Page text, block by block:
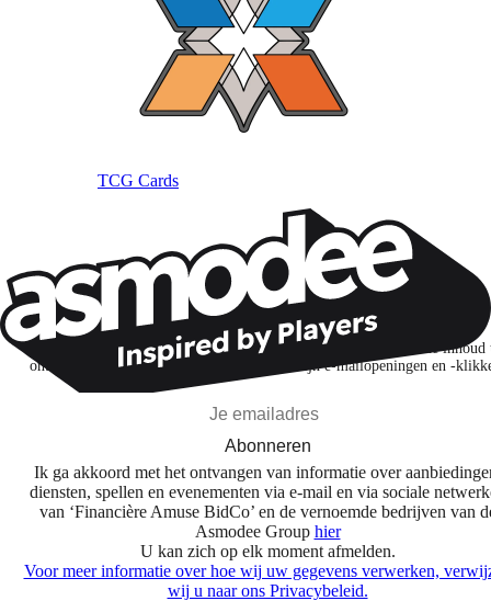
TCG Cards
Wil je nog meer spelnieuws ontvangen?
Ik abonneer me om spellen, nieuwe releases en gepersonaliseerde inhoud
ontdekken op basis van mijn interesses en mijn e-mailopeningen en -
Abonneren
Ik ga akkoord met het ontvangen van informatie over
diensten, spellen en evenementen via e-mail en via sociale
van ‘Financière Amuse BidCo’ en de vernoemde bedrijven van
Asmodee Group hier
U kan zich op elk moment afmelden.
Voor meer informatie over hoe wij uw gegevens verwerken,
wij u naar ons Privacybeleid.